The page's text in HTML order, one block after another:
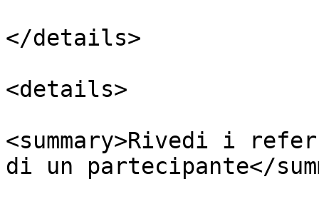
</details>
<details>
<summary>Rivedi i
di un partecipante</